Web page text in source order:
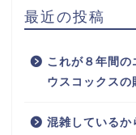
最近の投稿
これが８年間
ウスコックスの
混雑しているか